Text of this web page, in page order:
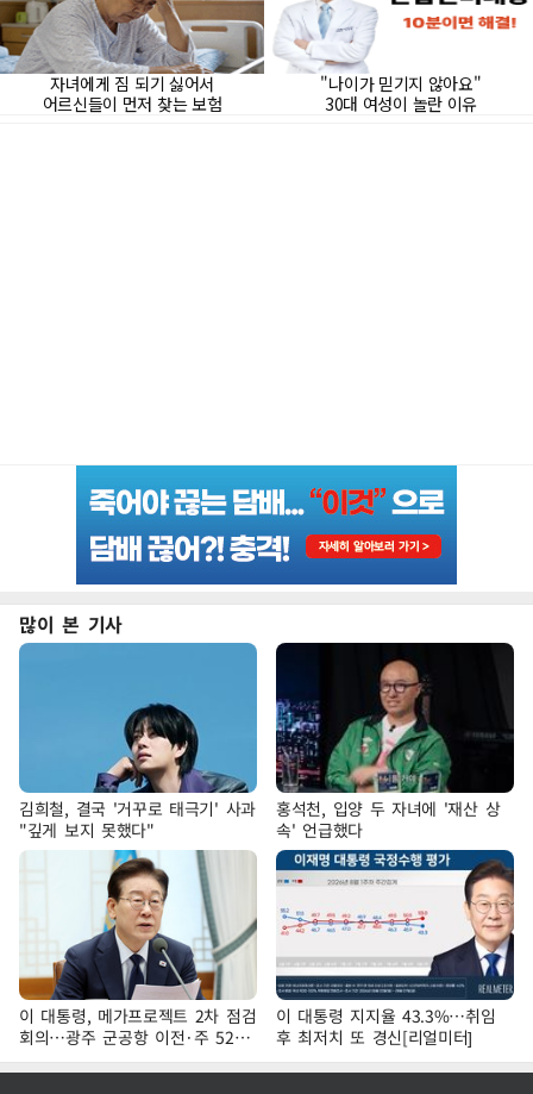
많이 본 기사
김희철, 결국 '거꾸로 태극기' 사과
"깊게 보지 못했다"
홍석천, 입양 두 자녀에 '재산 상
속' 언급했다
이 대통령, 메가프로젝트 2차 점검
회의…광주 군공항 이전·주 52시
간 예외 등 논의
이 대통령 지지율 43.3%…취임
후 최저치 또 경신[리얼미터]